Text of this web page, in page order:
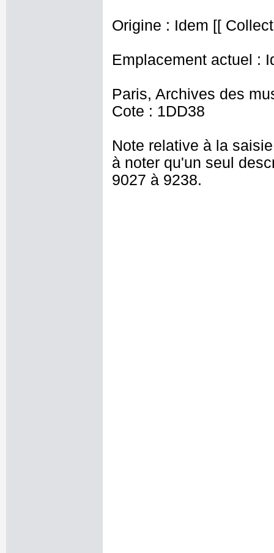
Origine : Idem [[
Emplacement actuel :
Paris, Archives des
Cote : 1DD38
Note relative à la
à noter qu'un seul
9027 à 9238.